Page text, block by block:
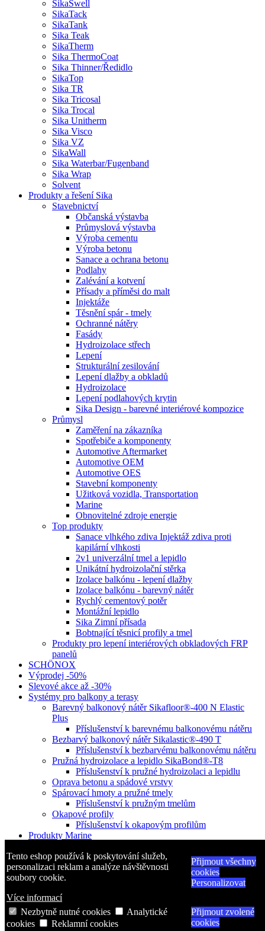
Tento eshop používá k poskytování služeb,
personalizaci reklam a analýze návštěvnosti
soubory cookie.
Více informací
Přijmout všechny
cookies
Personalizovat
Nezbytně nutné cookies
Analytické
cookies
Reklamní cookies
Přijmout zvolené
cookies
SikaSwell
SikaTack
SikaTank
Sika Teak
SikaTherm
Sika ThermoCoat
Sika Thinner/Ředidlo
SikaTop
Sika TR
Sika Tricosal
Sika Trocal
Sika Unitherm
Sika Visco
Sika VZ
SikaWall
Sika Waterbar/Fugenband
Sika Wrap
Solvent
Produkty a řešení Sika
Stavebnictví
Občanská výstavba
Průmyslová výstavba
Výroba cementu
Výroba betonu
Sanace a ochrana betonu
Podlahy
Zalévání a kotvení
Přísady a příměsi do malt
Injektáže
Těsnění spár - tmely
Ochranné nátěry
Fasády
Hydroizolace střech
Lepení
Strukturální zesilování
Lepení dlažby a obkladů
Hydroizolace
Lepení podlahových krytin
Sika Design - barevné interiérové kompozice
Průmysl
Zaměření na zákazníka
Spotřebiče a komponenty
Automotive Aftermarket
Automotive OEM
Automotive OES
Stavební komponenty
Užitková vozidla, Transportation
Marine
Obnovitelné zdroje energie
Top produkty
Sanace vlhkého zdiva Injektáž zdiva proti
kapilární vlhkosti
2v1 univerzální tmel a lepidlo
Unikátní hydroizolační stěrka
Izolace balkónu - lepení dlažby
Izolace balkónu - barevný nátěr
Rychlý cementový potěr
Montážní lepidlo
Sika Zimní přísada
Bobtnající těsnicí profily a tmel
Produkty pro lepení interiérových obkladových FRP
panelů
SCHÖNOX
Výprodej -50%
Slevové akce až -30%
Systémy pro balkony a terasy
Barevný balkonový nátěr Sikafloor®-400 N Elastic
Plus
Příslušenství k barevnému balkonovému nátěru
Bezbarvý balkonový nátěr Sikalastic®-490 T
Příslušenství k bezbarvému balkonovému nátěru
Pružná hydroizolace a lepidlo SikaBond®-T8
Příslušenství k pružné hydroizolaci a lepidlu
Oprava betonu a spádové vrstvy
Spárovací hmoty a pružné tmely
Příslušenství k pružným tmelům
Okapové profily
Příslušenství k okapovým profilům
Produkty Marine
Produkty pro opravu a lepení plastů
Produkty pro hydrofobní impregnaci
Nářadí a pomůcky
Informace
Naše prodejny